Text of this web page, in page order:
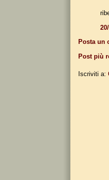
Posta un
Post più
Iscriviti a: